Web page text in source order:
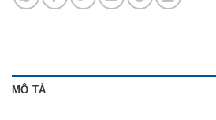
MÔ TẢ